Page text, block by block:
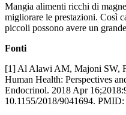
Mangia alimenti ricchi di
migliorare le prestazioni. Così
piccoli possono avere un
Fonti
[1] Al Alawi AM, Majoni SW,
Human Health: Perspectives
Endocrinol. 2018 Apr
10.1155/2018/9041694.